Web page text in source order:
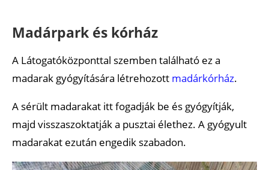
Madárpark és kórház
A Látogatóközponttal szemben található ez a
madarak gyógyítására létrehozott madárkórház.
A sérült madarakat itt fogadják be és gyógyítják,
majd visszaszoktatják a pusztai élethez. A gyógyult
madarakat ezután engedik szabadon.